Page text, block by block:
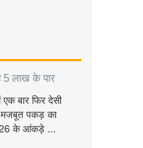
5 लाख के पार
बार फिर देसी
पकड़ का
के आंकड़े ...